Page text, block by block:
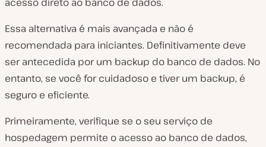
Essa alternativa é mais avançada e não é
recomendada para iniciantes. Definitivamente deve
ser antecedida por um backup do banco de dados. No
entanto, se você for cuidadoso e tiver um backup, é
seguro e eficiente.
Primeiramente, verifique se o seu serviço de
hospedagem permite o acesso ao banco de dados,